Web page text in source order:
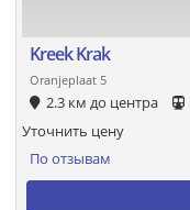
Kreek Krak
Oranjeplaat 5
2.3 км до центра
По отзывам
Уточнить цену